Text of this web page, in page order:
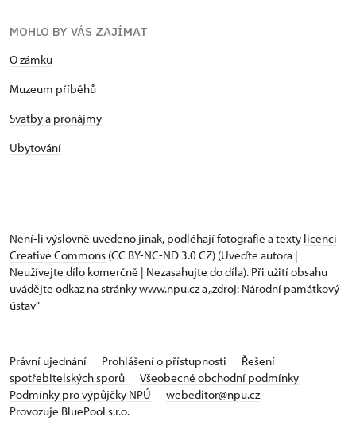
MOHLO BY VÁS ZAJÍMAT
O zámku
Muzeum příběhů
Svatby a pronájmy
Ubytování
Není-li výslovně uvedeno jinak, podléhají fotografie a texty licenci
Creative Commons (CC BY-NC-ND 3.0 CZ) (Uveďte autora |
Neužívejte dílo komerčně | Nezasahujte do díla). Při užití obsahu
uvádějte odkaz na stránky www.npu.cz a „zdroj: Národní památkový
ústav“
Právní ujednání Prohlášení o přístupnosti
Řešení
spotřebitelských sporů
Všeobecné obchodní podmínky
Podmínky pro výpůjčky NPÚ
webeditor@npu.cz
Provozuje BluePool s.r.o.